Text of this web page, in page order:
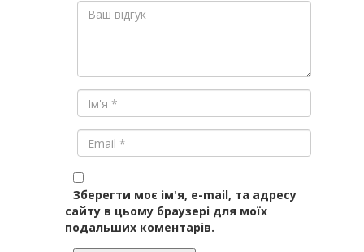
Зберегти моє ім'я, e-mail, та адресу
сайту в цьому браузері для моїх
подальших коментарів.